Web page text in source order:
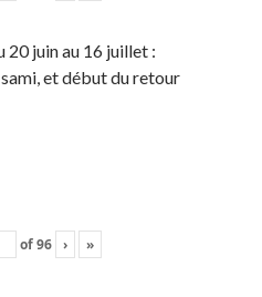
20 juin au 16 juillet :
et début du retour
of96 › »